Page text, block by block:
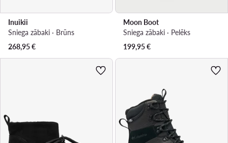
Inuikii
Sniega zābaki · Brūns
268,95€
Moon Boot
Sniega zābaki · Pelēks
199,95€